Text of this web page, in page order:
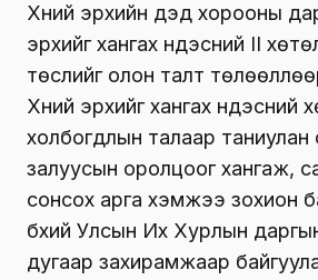
Хүний эрхийн дэд хорооны
эрхийг хангах үндэсний II
төслийг олон талт
Хүний эрхийг хангах үндэсний
холбогдлын талаар таниулан
залуусын оролцоог хангаж,
сонсох арга хэмжээ зохион
бүхий Улсын Их Хурлын
дугаар захирамжаар